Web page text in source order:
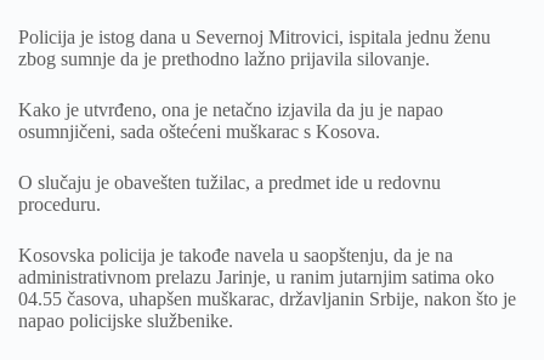
Policija je istog dana u Severnoj Mitrovici, ispitala jednu ženu
zbog sumnje da je prethodno lažno prijavila silovanje.
Kako je utvrđeno, ona je netačno izjavila da ju je napao
osumnjičeni, sada oštećeni muškarac s Kosova.
O slučaju je obavešten tužilac, a predmet ide u redovnu
proceduru.
Kosovska policija je takođe navela u saopštenju, da je na
administrativnom prelazu Jarinje, u ranim jutarnjim satima oko
04.55 časova, uhapšen muškarac, državljanin Srbije, nakon što je
napao policijske službenike.